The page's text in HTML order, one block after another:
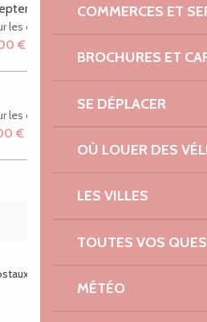
COMMERCES ET
BROCHURES ET
SE DÉPLACER
OÙ LOUER DES
LES VILLES
TOUTES VOS
MÉTÉO
charges
€
charges
€